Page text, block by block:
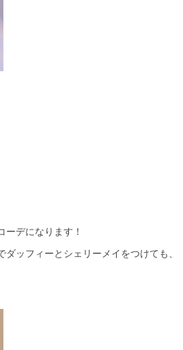
デになります！
ッフィーとシェリーメイをつけても、